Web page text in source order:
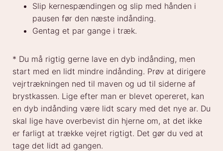
Slip kernespændingen og slip med hånden i
pausen før den næste indånding.
Gentag et par gange i træk.
* Du må rigtig gerne lave en dyb indånding, men
start med en lidt mindre indånding. Prøv at dirigere
vejrtrækningen ned til maven og ud til siderne af
brystkassen. Lige efter man er blevet opereret, kan
en dyb indånding være lidt scary med det nye ar. Du
skal lige have overbevist din hjerne om, at det ikke
er farligt at trække vejret rigtigt. Det gør du ved at
tage det lidt ad gangen.